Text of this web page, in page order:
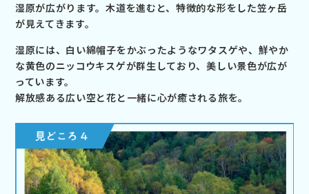
湿原が広がります。木道を進むと、特徴的な形をした笠ヶ岳
が見えてきます。
湿原には、白い綿帽子をかぶったようなワタスゲや、鮮やか
な黄色のニッコウキスゲが群生しており、美しい景色が広が
っています。
解放感ある広い空と花と一緒に心が癒される旅を。